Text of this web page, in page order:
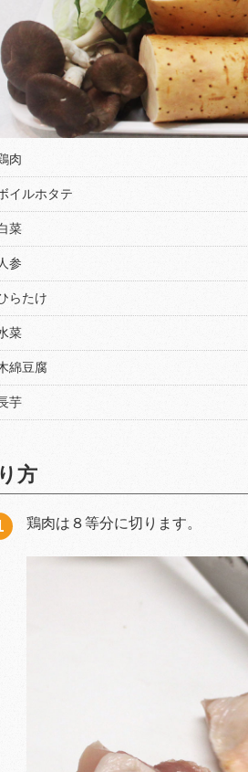
肉
イルホタテ
菜
参
らたけ
菜
綿豆腐
芋
方
鶏肉は８等分に切ります。